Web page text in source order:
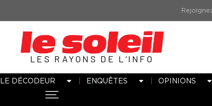
LES RAYONS DE L’INFO
LE DÉCODEUR ENQUÊTES OPINIONS